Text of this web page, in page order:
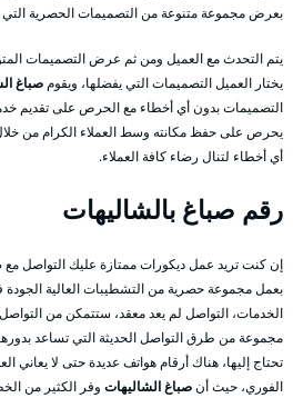
بعرض مجموعة متنوعة من التصميمات الحصرية
يتم التحدث مع العميل ومن ثم عرض التصميمات
يختار العميل التصميمات التي يفضلها، ويقومصباغ
التصميمات بدون أي أخطاء مع الحرص على تقديم
يحرص على حفظ مكانته وسط العملاء الكرام من
أي أخطاء لتنال رضاء كافة العملاء.
رقم صباغ بالشاليهات
إن كنت تريد عمل ديكورات ممتازة عليك التواصل مع
بعمل مجموعة حصرية من التشطيبات العالية
الخدمات، التواصل لم يعد معقد، ستتمكن من
مجموعة من طرق التواصل الحديثة التي تساعد
تحتاج إليها، هناك أرقام هواتف عديدة حتى لا
الفوري، حيث أنصباغ الشاليهات وفر الكثير من